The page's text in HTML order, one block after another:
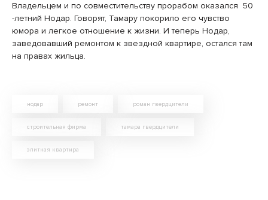
Владельцем и по совместительству прорабом оказался 50
-летний Нодар. Говорят, Тамару покорило его чувство
юмора и легкое отношение к жизни. И теперь Нодар,
заведовавший ремонтом к звездной квартире, остался там
на правах жильца.
нодар ремонт роман гвердцители
строительная фирма тамара гвердцители
элитная квартира